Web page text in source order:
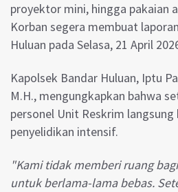
proyektor mini, hingga pakaian
Korban segera membuat
Huluan pada Selasa, 21 April
Kapolsek Bandar Huluan, Iptu
M.H., mengungkapkan bahwa
personel Unit Reskrim
penyelidikan intensif.
"Kami tidak memberi ruang
untuk berlama-lama bebas.